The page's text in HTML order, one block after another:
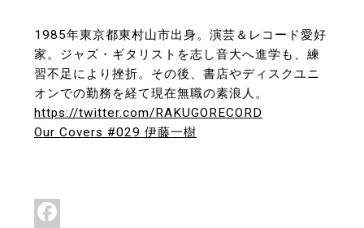
1985年東京都東村山市出身。演芸＆レコード愛好
家。ジャズ・ギタリストを志し音大へ進学も、練
習不足により挫折。その後、書店やディスクユニ
オンでの勤務を経て現在無職の素浪人。
https://twitter.com/RAKUGORECORD
Our Covers #029 伊藤一樹